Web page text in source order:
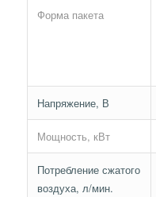
Форма пакета
Напряжение, В
Мощность, кВт
Потребление сжатого
воздуха, л/мин.